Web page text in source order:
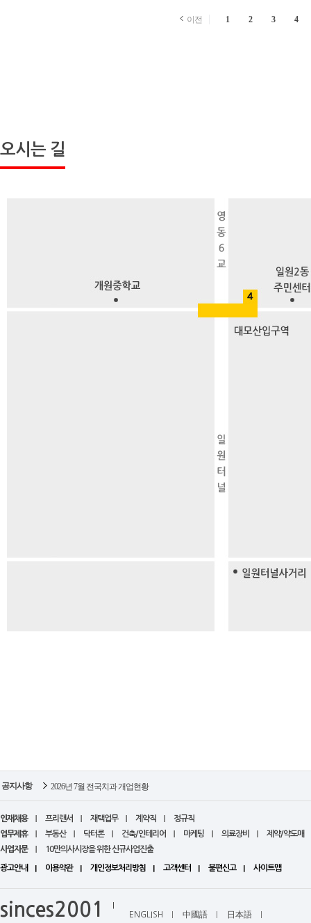
이전 1 2 3 4
오시는 길
공지사항
2026년 7월 전국치과 개업현황
2026년 7월 전국병원 폐업현황
2026년 6월 전국병원 개업현황
2026년 7월 전국병원 개업현황
인재채용 프리랜서 재택업무 계약직
정규직
업무제휴
부동산 닥터론 건축/인테리어 마케팅 의료장비
제약/약도매
사업자문
10만의사시장을 위한 신규사업진출
광고안내 이용약관 개인정보처리방침 고객센터 불편신고 사이트맵
sinces2001 ENGLISH 中國語 日本語